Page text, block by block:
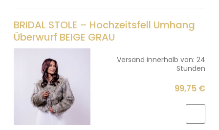
BRIDAL STOLE – Hochzeitsfell Umhang
Überwurf BEIGE GRAU
Versand innerhalb von: 24
Stunden
99,75 €